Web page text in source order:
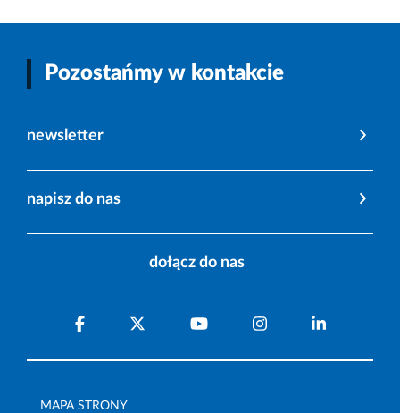
Pozostańmy w kontakcie
newsletter
napisz do nas
dołącz do nas
MAPA STRONY